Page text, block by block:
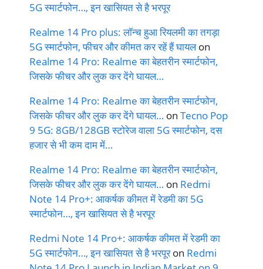
5G स्मार्टफोन…, इन खासियत से है भरपूर
Realme 14 Pro plus: लॉन्च हुआ रियलमी का तगड़ा
5G स्मार्टफोन, फीचर और कीमत कर रहें हैं घायलon
Realme 14 Pro: Realme का बेहतरीन स्मार्टफोन,
जिसके फीचर और लुक कर देंगे घायल…
Realme 14 Pro: Realme का बेहतरीन स्मार्टफोन,
जिसके फीचर और लुक कर देंगे घायल… on Tecno Pop
9 5G: 8GB/128GB स्टोरेज वाला 5G स्मार्टफोन, दस
हजार से भी कम दाम में…
Realme 14 Pro: Realme का बेहतरीन स्मार्टफोन,
जिसके फीचर और लुक कर देंगे घायल… on Redmi
Note 14 Pro+: आकर्षक कीमत में रेडमी का 5G
स्मार्टफोन…, इन खासियत से है भरपूर
Redmi Note 14 Pro+: आकर्षक कीमत में रेडमी का
5G स्मार्टफोन…, इन खासियत से है भरपूरon Redmi